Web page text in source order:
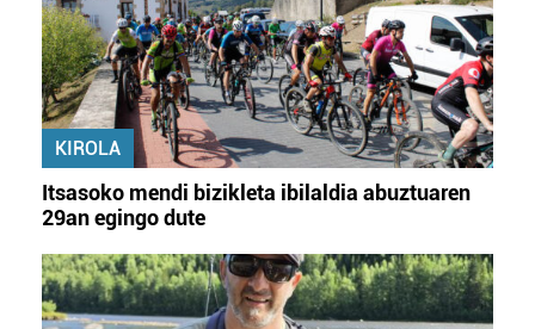
KIROLA
Itsasoko mendi bizikleta ibilaldia abuztuaren
29an egingo dute